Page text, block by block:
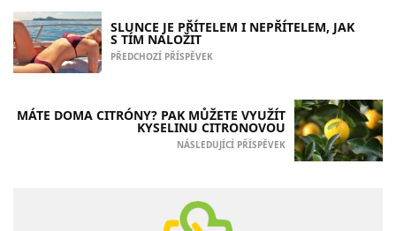
SLUNCE JE PŘÍTELEM I NEPŘÍTELEM, JAK
S TÍM NALOŽIT
PŘEDCHOZÍ PŘÍSPĚVEK
MÁTE DOMA CITRÓNY? PAK MŮŽETE VYUŽÍT
KYSELINU CITRONOVOU
NÁSLEDUJÍCÍ PŘÍSPĚVEK